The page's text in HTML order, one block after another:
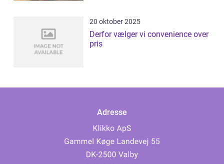
20 oktober 2025
Derfor vælger vi convenience over
pris
Adresse